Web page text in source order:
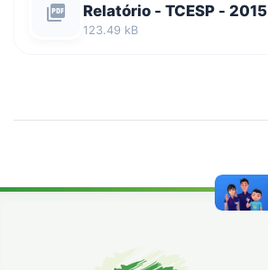
picture_as_pdf Relatório - TCESP - 2015
123.49 kB